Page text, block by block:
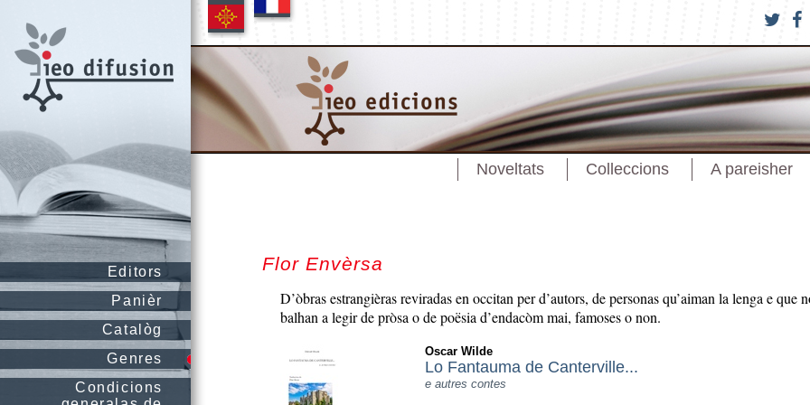
Editors
Panièr
Catalòg
Genres
Condicions
Noveltats Colleccions A pareisher
Flor Envèrsa
D’òbras estrangièras reviradas en occitan per d’autors, de personas qu’aiman la lenga e que
balhan a legir de pròsa o de poësia d’endacòm mai, famoses o non.
Oscar Wilde
Lo Fantauma de Canterville...
e autres contes